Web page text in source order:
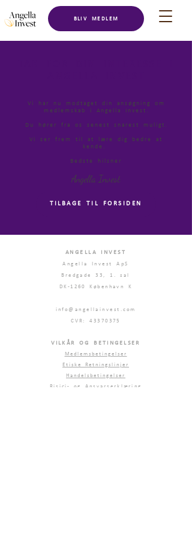
BLIV MEDLEM
Vi har nu modtaget din ansøgning om
medlemskab i Angella Invest.
Du hører fra os senest snarest muligt.
Vi ser frem til at lære dig bedre at
kende.
Bedste hilsner
Angella Invest
TILBAGE TIL FORSIDEN
ANGELLA INVEST
Angella Invest ApS
Bredgade 33, 1. sal
DK-1260 København K
info@angellainvest.com
CVR: 43370375
VILKÅR OG BETINGELSER
Medlemsbetingelser
Etiske Retningslinjer
Handelsbetingelser
Risici- og Ansvarserklæring